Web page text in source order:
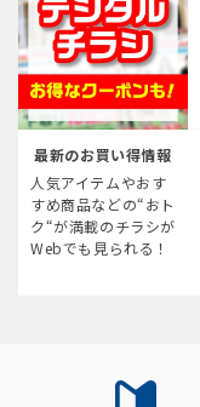
最新のお買い得情報
人気アイテムやおす
すめ商品などの“おト
ク“が満載のチラシが
Webでも見られる！